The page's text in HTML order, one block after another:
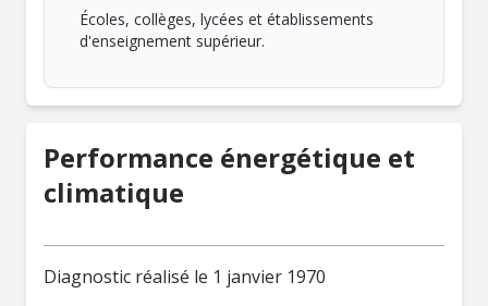
Écoles, collèges, lycées et établissements
d'enseignement supérieur.
Performance énergétique et
climatique
Diagnostic réalisé le 1 janvier 1970